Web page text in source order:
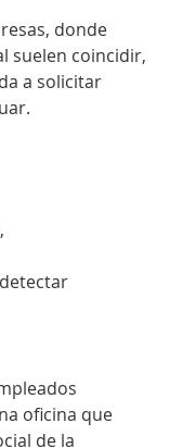
donde
suelen coincidir,
a solicitar
oficina que
de la